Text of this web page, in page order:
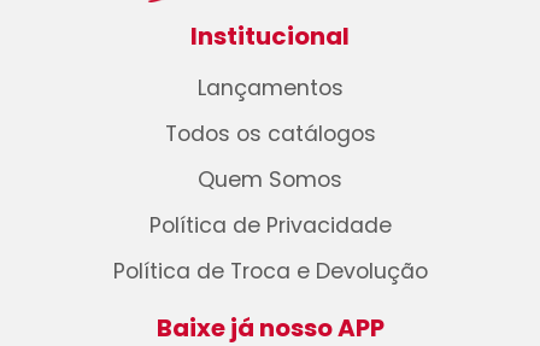
Institucional
Lançamentos
Todos os catálogos
Quem Somos
Política de Privacidade
Política de Troca e Devolução
Baixe já nosso APP